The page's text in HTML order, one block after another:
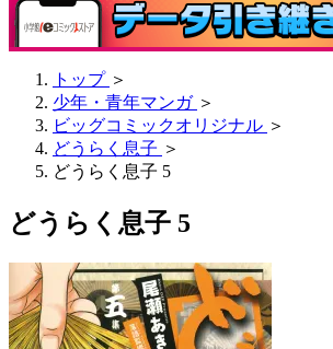
トップ ＞
少年・青年マンガ ＞
ビッグコミックオリジナル ＞
どうらく息子 ＞
どうらく息子 5
どうらく息子 5